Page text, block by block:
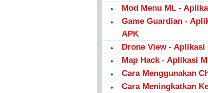
Mod Menu ML -
Game Guardian -
APK
Drone View - Aplikasi
Map Hack - Aplikasi
Cara Menggunakan
Cara Meningkatkan